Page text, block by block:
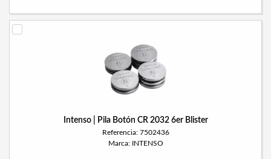
Intenso | Pila Botón CR 2032 6er Blister
Referencia: 7502436
Marca: INTENSO